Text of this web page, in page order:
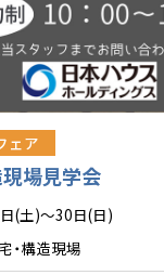
ェア
場見学会
(土)～30日(日)
・構造現場